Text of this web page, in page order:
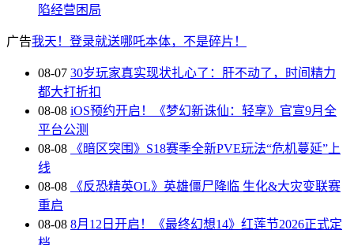
陷经营困局
广告我天！登录就送哪吒本体，不是碎片！
08-07 30岁玩家真实现状扎心了：肝不动了，时间精力
都大打折扣
08-08 iOS预约开启！《梦幻新诛仙：轻享》官宣9月全
平台公测
08-08
《暗区突围》S18赛季全新PVE玩法“危机蔓延”上
线
08-08
《反恐精英OL》英雄僵尸降临 生化&大灾变联赛
重启
08-08 8月12日开启！《最终幻想14》红莲节2026正式定